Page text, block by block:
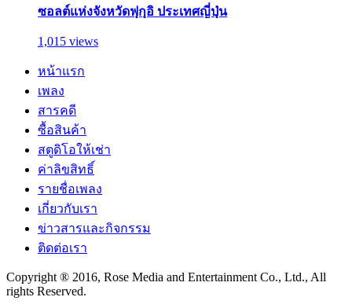
ซอลต์แห่งจังหวัดฟุกุอิ ประเทศญี่ปุ่น
1,015 views
หน้าแรก
เพลง
สารคดี
ซื้อสินค้า
สตูดิโอให้เช่า
ค่าลิขสิทธิ์
รายชื่อเพลง
เกี่ยวกับเรา
ข่าวสารและกิจกรรม
ติดต่อเรา
Copyright ® 2016, Rose Media and Entertainment Co., Ltd., All
rights Reserved.